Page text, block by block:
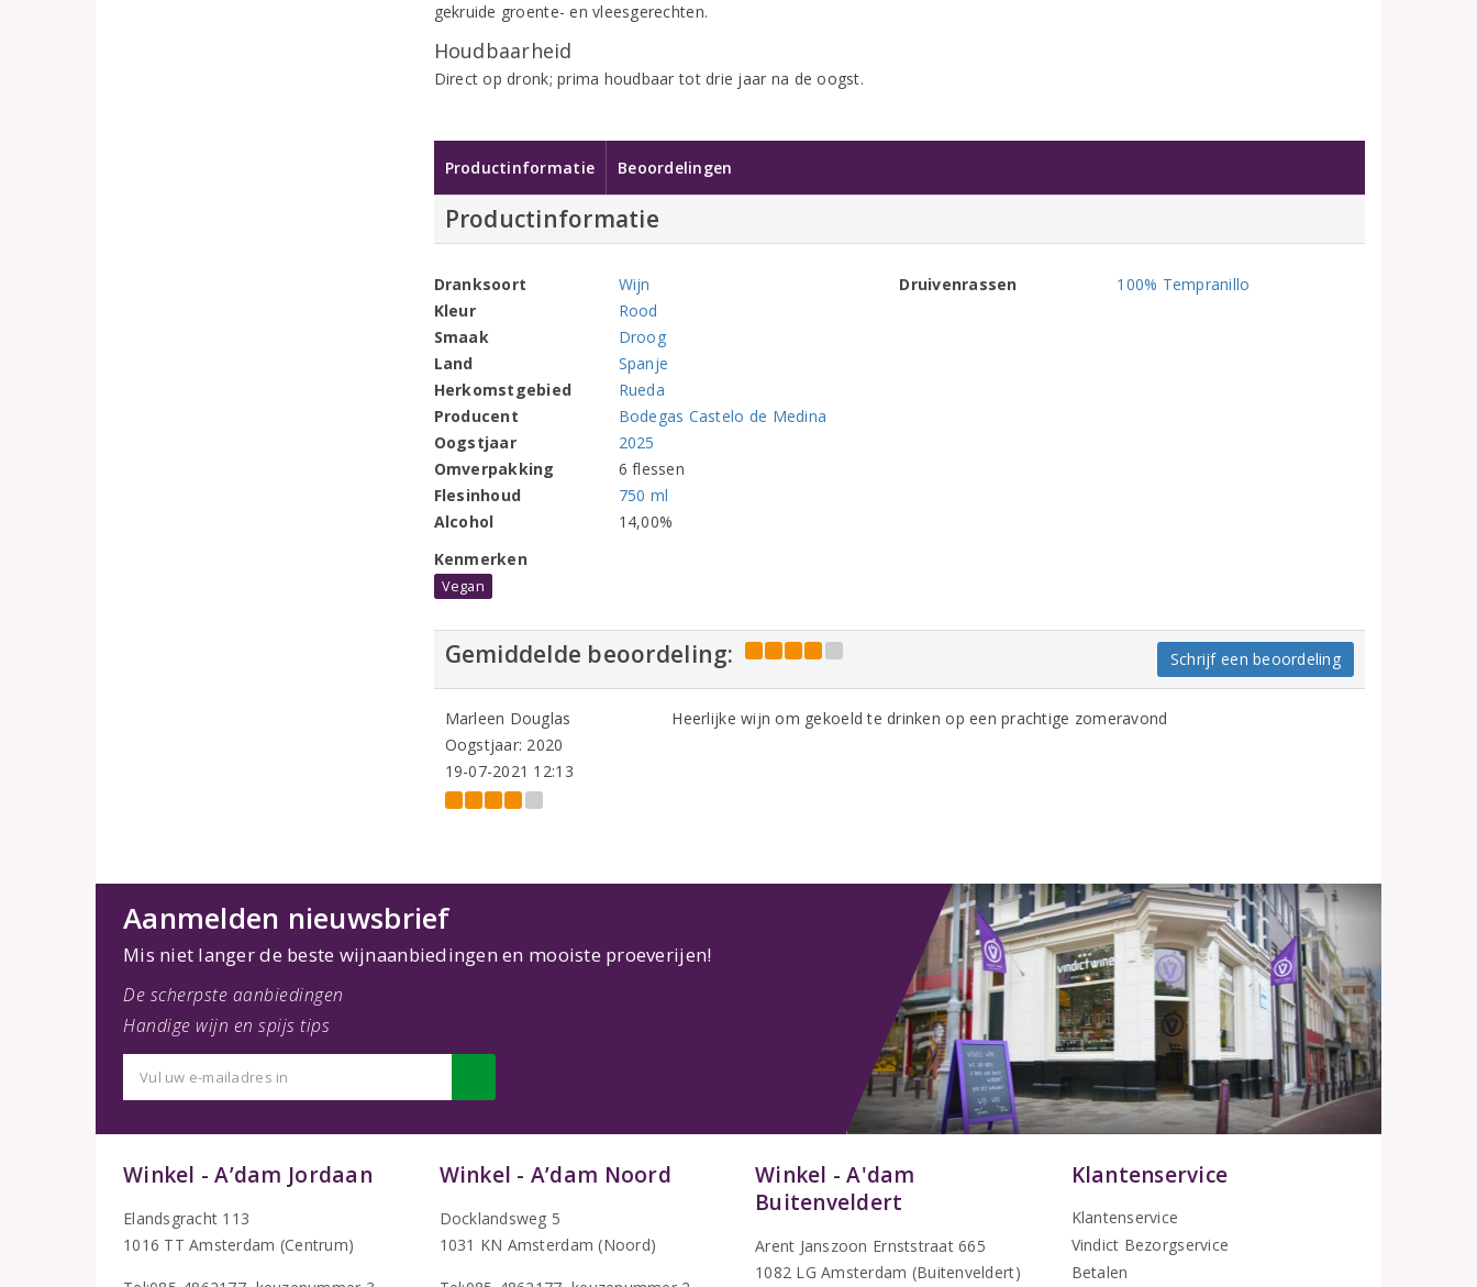
gekruide groente- en vleesgerechten.
Houdbaarheid
Direct op dronk; prima houdbaar tot drie jaar na de oogst.
Productinformatie Beoordelingen
Productinformatie
Dranksoort
Wijn
Kleur
Rood
Smaak
Droog
Land
Spanje
Herkomstgebied
Rueda
Producent
Bodegas Castelo de Medina
Oogstjaar
2025
Omverpakking
6 flessen
Flesinhoud
750 ml
Alcohol
14,00%
Druivenrassen 100% Tempranillo
Kenmerken
Vegan
Gemiddelde beoordeling: Schrijf een beoordeling
Marleen Douglas
Oogstjaar: 2020
19-07-2021 12:13
Heerlijke wijn om gekoeld te drinken op een prachtige zomeravond
Aanmelden nieuwsbrief
Mis niet langer de beste wijnaanbiedingen en mooiste proeverijen!
De scherpste aanbiedingen
Handige wijn en spijs tips
Winkel - A’dam Jordaan
Elandsgracht 113
1016 TT Amsterdam (Centrum)
Winkel - A’dam Noord
Docklandsweg 5
1031 KN Amsterdam (Noord)
Winkel - A'dam
Buitenveldert
Arent Janszoon Ernststraat 665
1082 LG Amsterdam (Buitenveldert)
Klantenservice
Klantenservice
Vindict Bezorgservice
Betalen